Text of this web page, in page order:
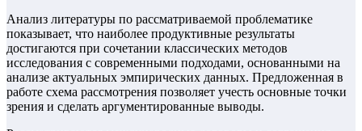
Анализ литературы по рассматриваемой проблематике
показывает, что наиболее продуктивные результаты
достигаются при сочетании классических методов
исследования с современными подходами, основанными на
анализе актуальных эмпирических данных. Предложенная в
работе схема рассмотрения позволяет учесть основные точки
зрения и сделать аргументированные выводы.